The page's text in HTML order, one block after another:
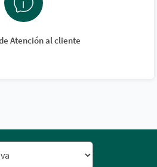
Atención al cliente